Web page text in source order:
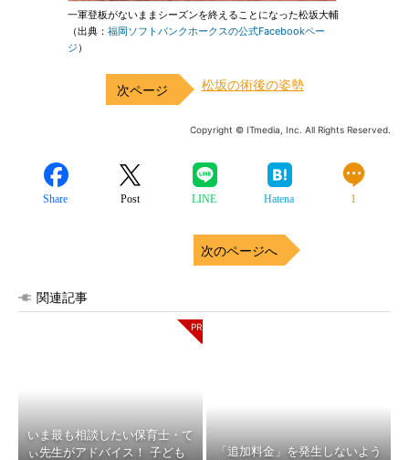
一軍登板がないままシーズンを終えることになった松坂大輔
（出典： 福岡ソフトバンクホークスの公式Facebookペー
ジ）
松坂の術後の姿勢
Copyright © ITmedia, Inc. All Rights Reserved.
Share Post LINE Hatena 1
次のページへ
関連記事
いま最も相談したい保育士・て
ぃ先生がアドバイス！ 子ども
「追加料金」を発生しないよう